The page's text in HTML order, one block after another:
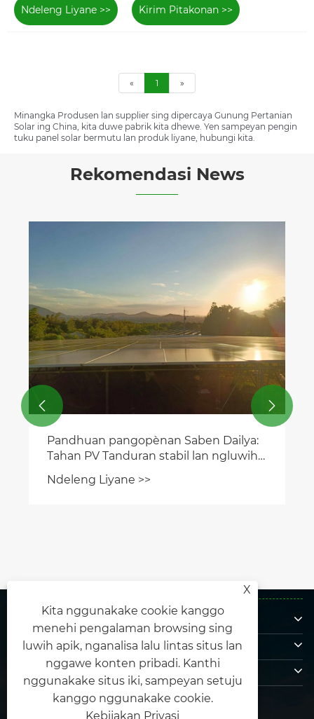
Ndeleng Liyane >> Kirim Pitakonan >>
« 1 »
Minangka Produsen lan supplier sing dipercaya Gunung Pertanian
Solar ing China, kita duwe pabrik kita dhewe. Yen sampeyan pengin
tuku panel solar bermutu lan produk liyane, hubungi kita.
Rekomendasi News
Kasil Ngirim Proyek Pemasangan Solar
Ndeleng Liyane >>
 
Babagan Kita
Produk
Hubungi Kita
Tindakake kita
X
Kita nggunakake cookie kanggo
menehi pengalaman browsing sing
luwih apik, nganalisa lalu lintas situs lan
nggawe konten pribadi. Kanthi
nggunakake situs iki, sampeyan setuju
kanggo nggunakake cookie.
Kebijakan Privasi